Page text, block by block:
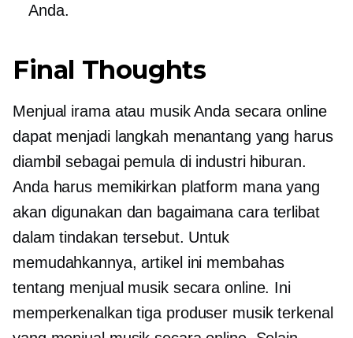
Anda.
Final Thoughts
Menjual irama atau musik Anda secara online
dapat menjadi langkah menantang yang harus
diambil sebagai pemula di industri hiburan.
Anda harus memikirkan platform mana yang
akan digunakan dan bagaimana cara terlibat
dalam tindakan tersebut. Untuk
memudahkannya, artikel ini membahas
tentang menjual musik secara online. Ini
memperkenalkan tiga produser musik terkenal